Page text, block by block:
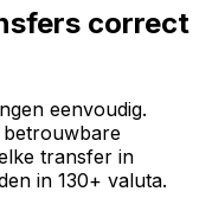
correct
eenvoudig.
transfer in
in 130+ valuta.